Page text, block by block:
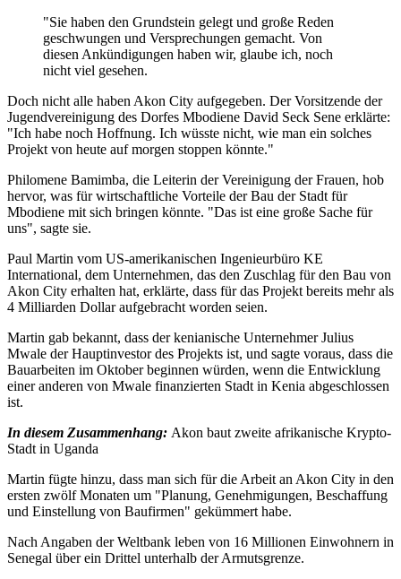
"Sie haben den Grundstein gelegt und große Reden
geschwungen und Versprechungen gemacht. Von
diesen Ankündigungen haben wir, glaube ich, noch
nicht viel gesehen.
Doch nicht alle haben Akon City aufgegeben. Der Vorsitzende der
Jugendvereinigung des Dorfes Mbodiene David Seck Sene erklärte:
"Ich habe noch Hoffnung. Ich wüsste nicht, wie man ein solches
Projekt von heute auf morgen stoppen könnte."
Philomene Bamimba, die Leiterin der Vereinigung der Frauen, hob
hervor, was für wirtschaftliche Vorteile der Bau der Stadt für
Mbodiene mit sich bringen könnte. "Das ist eine große Sache für
uns", sagte sie.
Paul Martin vom US-amerikanischen Ingenieurbüro KE
International, dem Unternehmen, das den Zuschlag für den Bau von
Akon City erhalten hat, erklärte, dass für das Projekt bereits mehr als
4 Milliarden Dollar aufgebracht worden seien.
Martin gab bekannt, dass der kenianische Unternehmer Julius
Mwale der Hauptinvestor des Projekts ist, und sagte voraus, dass die
Bauarbeiten im Oktober beginnen würden, wenn die Entwicklung
einer anderen von Mwale finanzierten Stadt in Kenia abgeschlossen
ist.
In diesem Zusammenhang: Akon baut zweite afrikanische Krypto-
Stadt in Uganda
Martin fügte hinzu, dass man sich für die Arbeit an Akon City in den
ersten zwölf Monaten um "Planung, Genehmigungen, Beschaffung
und Einstellung von Baufirmen" gekümmert habe.
Nach Angaben der Weltbank leben von 16 Millionen Einwohnern in
Senegal über ein Drittel unterhalb der Armutsgrenze.